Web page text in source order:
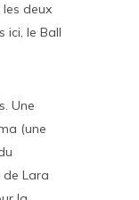
deux
ici, le Ball
Une
(une
de Lara